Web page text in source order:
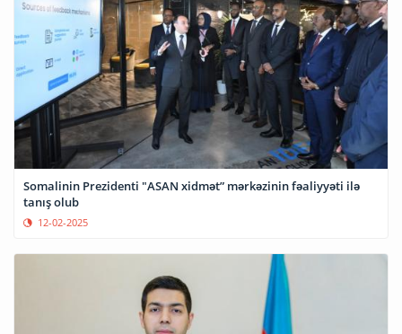
Somalinin Prezidenti "ASAN xidmət” mərkəzinin fəaliyyəti ilə
tanış olub
12-02-2025